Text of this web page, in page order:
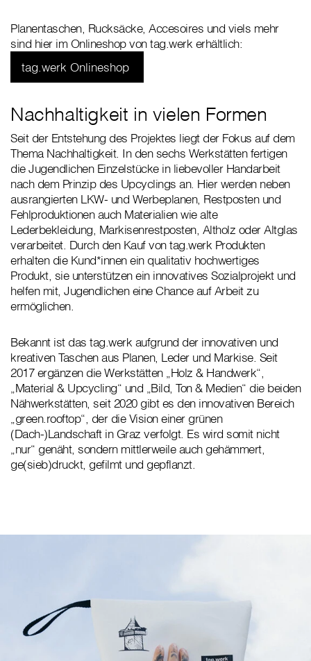
Planentaschen, Rucksäcke, Accesoires und viels mehr
sind hier im Onlineshop von tag.werk erhältlich:
tag.werk Onlineshop
Nachhaltigkeit in vielen Formen
Seit der Entstehung des Projektes liegt der Fokus auf dem
Thema Nachhaltigkeit. In den sechs Werkstätten fertigen
die Jugendlichen Einzelstücke in liebevoller Handarbeit
nach dem Prinzip des Upcyclings an. Hier werden neben
ausrangierten LKW- und Werbeplanen, Restposten und
Fehlproduktionen auch Materialien wie alte
Lederbekleidung, Markisenrestposten, Altholz oder Altglas
verarbeitet. Durch den Kauf von tag.werk Produkten
erhalten die Kund*innen ein qualitativ hochwertiges
Produkt, sie unterstützen ein innovatives Sozialprojekt und
helfen mit, Jugendlichen eine Chance auf Arbeit zu
ermöglichen.
Bekannt ist das tag.werk aufgrund der innovativen und
kreativen Taschen aus Planen, Leder und Markise. Seit
2017 ergänzen die Werkstätten „Holz & Handwerk“,
„Material & Upcycling“ und „Bild, Ton & Medien“ die beiden
Nähwerkstätten, seit 2020 gibt es den innovativen Bereich
„green.rooftop“, der die Vision einer grünen
(Dach-)Landschaft in Graz verfolgt. Es wird somit nicht
„nur“ genäht, sondern mittlerweile auch gehämmert,
ge(sieb)druckt, gefilmt und gepflanzt.